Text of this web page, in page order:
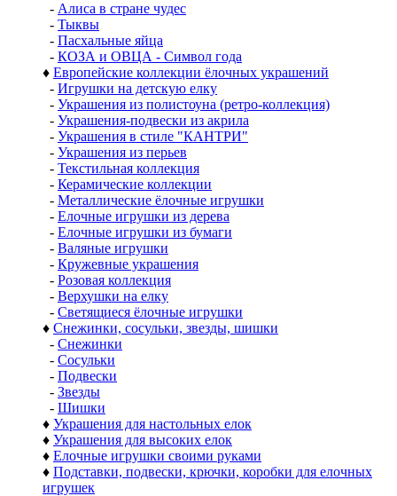
- Алиса в стране чудес
- Тыквы
- Пасхальные яйца
- КОЗА и ОВЦА - Символ года
♦ Европейские коллекции ёлочных украшений
- Игрушки на детскую елку
- Украшения из полистоуна (ретро-коллекция)
- Украшения-подвески из акрила
- Украшения в стиле "КАНТРИ"
- Украшения из перьев
- Текстильная коллекция
- Керамические коллекции
- Металлические ёлочные игрушки
- Елочные игрушки из дерева
- Елочные игрушки из бумаги
- Валяные игрушки
- Кружевные украшения
- Розовая коллекция
- Верхушки на елку
- Светящиеся ёлочные игрушки
♦ Снежинки, сосульки, звезды, шишки
- Снежинки
- Сосульки
- Подвески
- Звезды
- Шишки
♦ Украшения для настольных елок
♦ Украшения для высоких елок
♦ Елочные игрушки своими руками
♦ Подставки, подвески, крючки, коробки для елочных
игрушек